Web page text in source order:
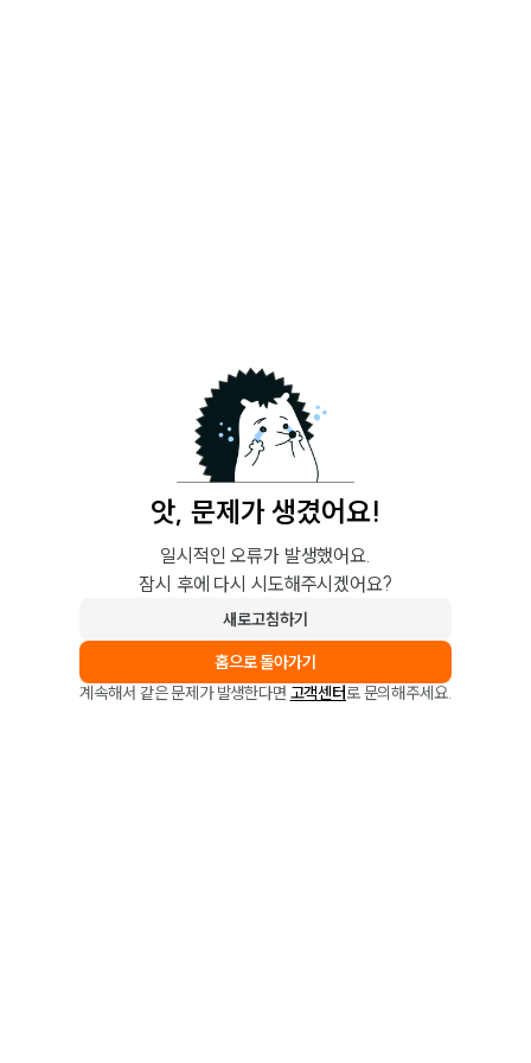
앗, 문제가 생겼어요!
일시적인 오류가 발생했어요.
잠시 후에 다시 시도해주시겠어요?
새로고침하기
홈으로 돌아가기
계속해서 같은 문제가 발생한다면 고객센터로 문의해주세요.